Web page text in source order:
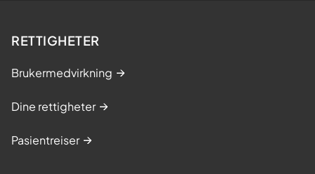
RETTIGHETER
Brukermedvirkning
Dine rettigheter
Pasientreiser